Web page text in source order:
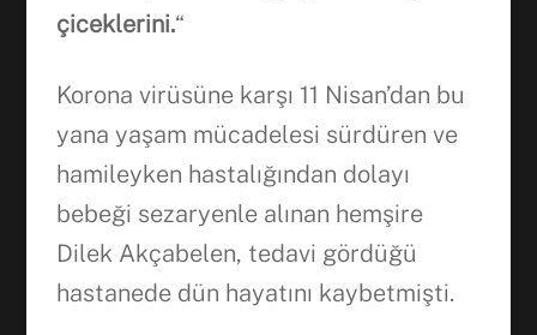
çiceklerini.“
Korona virüsüne karşı 11 Nisan’dan bu
yana yaşam mücadelesi sürdüren ve
hamileyken hastalığından dolayı
bebeği sezaryenle alınan hemşire
Dilek Akçabelen, tedavi gördüğü
hastanede dün hayatını kaybetmişti.WhatsApp